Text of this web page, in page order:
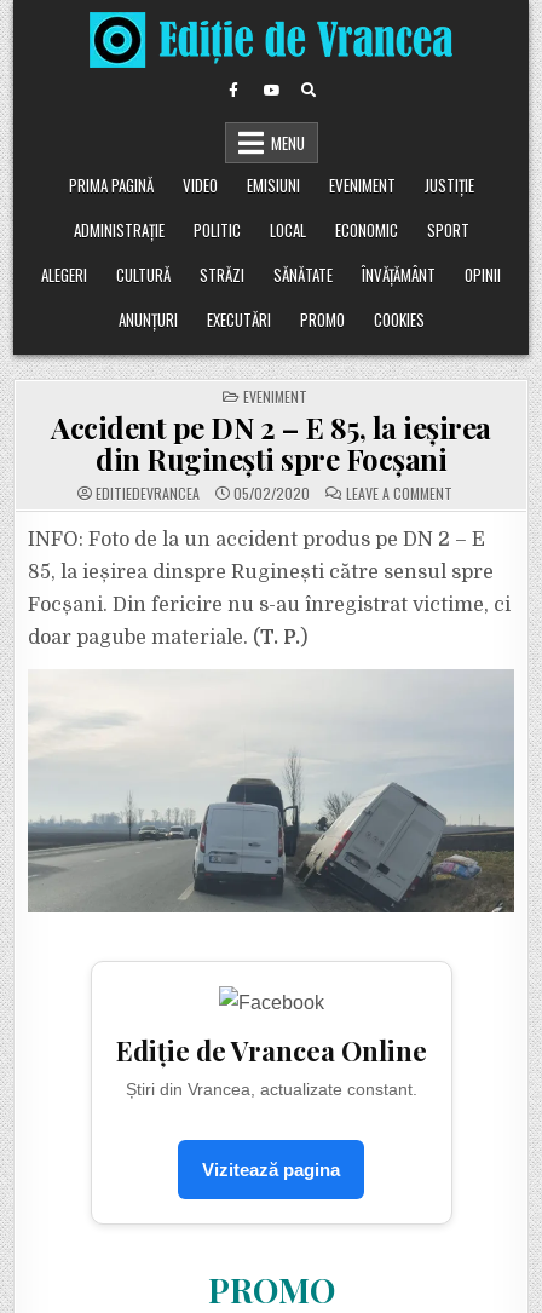
Skip
to
content
MENU
PRIMA PAGINĂ
VIDEO EMISIUNI EVENIMENT
JUSTIȚIE
ADMINISTRAȚIE
POLITIC LOCAL ECONOMIC
SPORT
ALEGERI
CULTURĂ STRĂZI SĂNĂTATE ÎNVĂȚĂMÂNT
OPINII
ANUNȚURI
EXECUTĂRI PROMO COOKIES
POSTED
IN
EVENIMENT
Accident pe DN 2 – E 85, la ieșirea
din Ruginești spre Focșani
EDITIEDEVRANCEA 05/02/2020 LEAVE A COMMENT
ACCIDENT
DN
–
E
85,
LA
SPRE
INFO: Foto de la un accident produs pe DN 2 – E
85, la ieșirea dinspre Ruginești către sensul spre
Focșani. Din fericire nu s-au înregistrat victime, ci
doar pagube materiale. (T. P.)
Ediție de Vrancea Online
Știri din Vrancea, actualizate constant.
Vizitează pagina
PROMO